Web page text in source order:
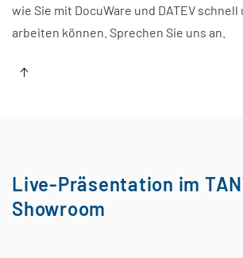
wie Sie mit DocuWare und DATEV
arbeiten können. Sprechen Sie uns an.
Live-Präsentation im
Showroom